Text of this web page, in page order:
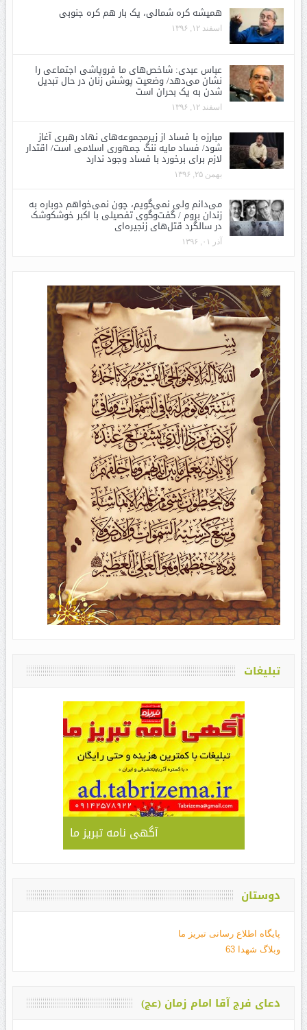
همیشه کره شمالی، یک بار هم کره جنوبی
اسفند ۱۲, ۱۳۹۶
عباس عبدی: شاخص‌های ما فروپاشی اجتماعی را
نشان می‌دهد/ وضعیت پوشش زنان در حال تبدیل
شدن به یک بحران است
اسفند ۱۲, ۱۳۹۶
مبارزه با فساد از زیرمجموعه‌های نهاد رهبری آغاز
شود/ فساد مایه ننگ جمهوری اسلامی است/ اقتدار
لازم برای برخورد با فساد وجود ندارد
بهمن ۲۵, ۱۳۹۶
می‌دانم ولی نمی‌گویم، چون نمی‌خواهم دوباره به
زندان بروم / گفت‌وگوی تفصیلی با اکبر خوشکوشک
در سالگرد قتل‌های زنجیره‌ای
آذر ۰۱, ۱۳۹۶
تبلیغات
آگهی نامه تبریز ما
دوستان
پایگاه اطلاع رسانی تبریز ما
وبلاگ شهدا 63
دعای فرج آقا امام زمان (عج)